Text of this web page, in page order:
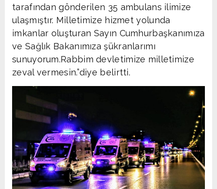
tarafından gönderilen 35 ambulans ilimize
ulaşmıştır. Milletimize hizmet yolunda
imkanlar oluşturan Sayın Cumhurbaşkanımıza
ve Sağlık Bakanımıza şükranlarımı
sunuyorum.Rabbim devletimize milletimize
zeval vermesin.”diye belirtti.